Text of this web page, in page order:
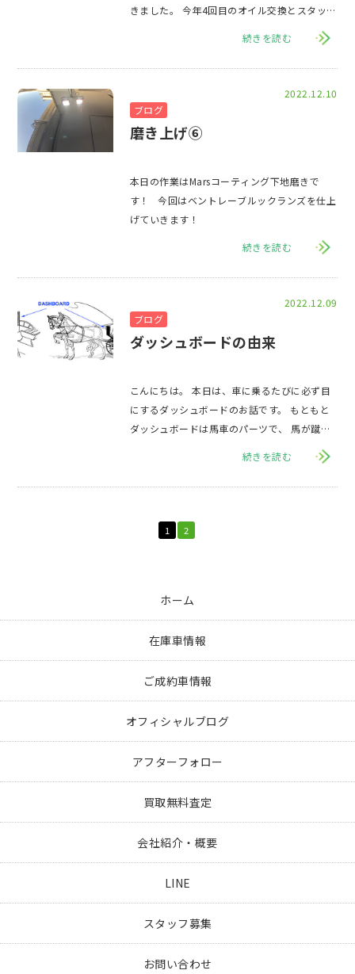
きました。 今年4回目のオイル交換とスタッド
続きを読む
2022.12.10
ブログ
磨き上げ⑥
本日の作業はMarsコーティング下地磨きで
す！ 今回はベントレーブルックランズを仕上
続きを読む
2022.12.09
ブログ
ダッシュボードの由来
こんにちは。 本日は、車に乗るたびに必ず目
にするダッシュボードのお話です。 もともと
ダッシュボードは馬車のパーツで、 馬が蹴り
続きを読む
1 2
ホーム
在庫車情報
ご成約車情報
オフィシャルブログ
アフターフォロー
買取無料査定
会社紹介・概要
LINE
スタッフ募集
お問い合わせ